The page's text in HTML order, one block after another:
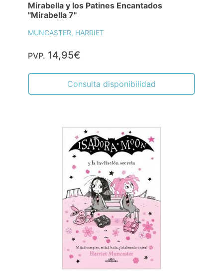
Mirabella y los Patines Encantados
"Mirabella 7"
MUNCASTER, HARRIET
PVP. 14,95€
Consulta disponibilidad